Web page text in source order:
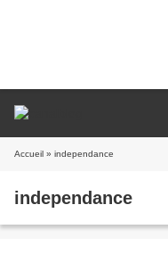
Accueil » independance
independance